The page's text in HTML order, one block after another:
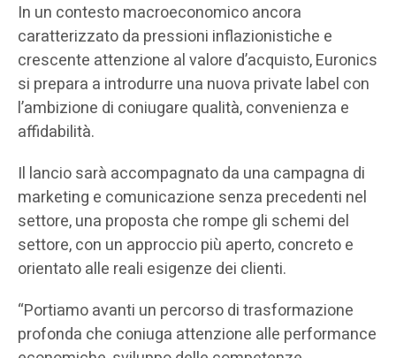
In un contesto macroeconomico ancora
caratterizzato da pressioni inflazionistiche e
crescente attenzione al valore d’acquisto, Euronics
si prepara a introdurre una nuova private label con
l’ambizione di coniugare qualità, convenienza e
affidabilità.
Il lancio sarà accompagnato da una campagna di
marketing e comunicazione senza precedenti nel
settore, una proposta che rompe gli schemi del
settore, con un approccio più aperto, concreto e
orientato alle reali esigenze dei clienti.
“Portiamo avanti un percorso di trasformazione
profonda che coniuga attenzione alle performance